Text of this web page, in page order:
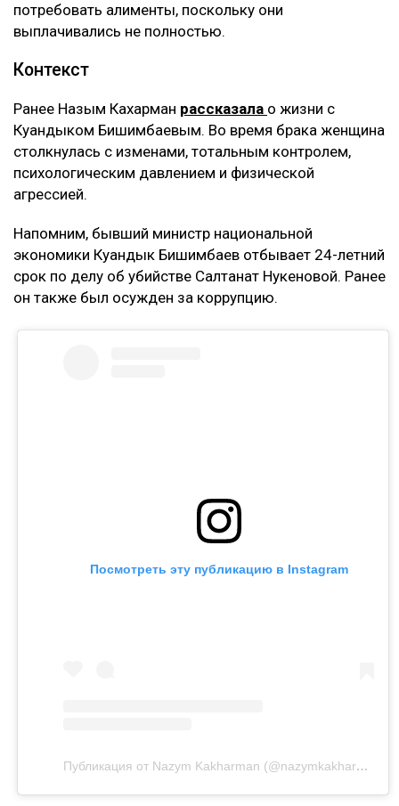
потребовать алименты, поскольку они
выплачивались не полностью.
Контекст
Ранее Назым Кахарман рассказала о жизни с
Куандыком Бишимбаевым. Во время брака женщина
столкнулась с изменами, тотальным контролем,
психологическим давлением и физической
агрессией.
Напомним, бывший министр национальной
экономики Куандык Бишимбаев отбывает 24-летний
срок по делу об убийстве Салтанат Нукеновой. Ранее
он также был осужден за коррупцию.
Посмотреть эту публикацию в Instagram
Публикация от Nazym Kakharman (@nazymkakharman)